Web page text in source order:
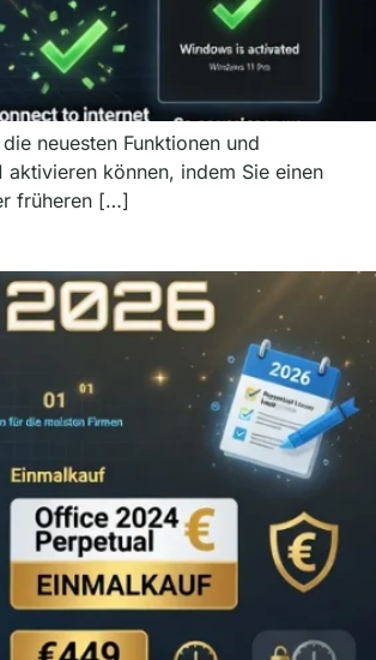
neuesten Funktionen und
können, indem Sie einen
früheren […]